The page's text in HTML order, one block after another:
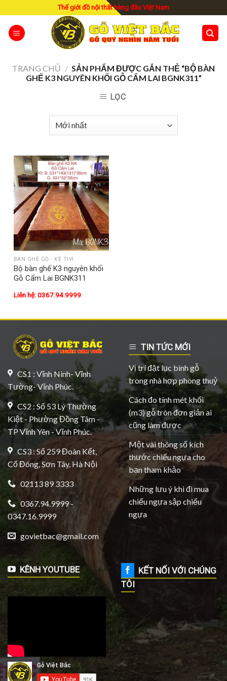
to
content
Thế giới đồ nội thất hàng đầu Việt Nam
TRANG CHỦ / SẢN PHẨM ĐƯỢC GẮN THẺ “BỘ BÀN
GHẾ K3 NGUYÊN KHỐI GỖ CẨM LAI BGNK311”
LỌC
BÀN GHẾ GỖ - KỆ TIVI
Bộ bàn ghế K3 nguyên khối
Gỗ Cẩm Lai BGNK311
Liên hệ: 0367.94.9999
CS1 : Vĩnh Ninh- Vĩnh
Tường- Vĩnh Phúc.
CS2 : Số 53 Lý Thường
Kiệt - Phường Đồng Tâm -
TP Vĩnh Yên - Vĩnh Phúc.
CS3 : Số 259 Đoàn Kết,
Cổ Đông, Sơn Tây, Hà Nội
02113 89 3333
0367.94.9999 -
0347.16.9999
govietbac@gmail.com
TIN TỨC MỚI
Vị trí đặt lục bình gỗ
trong nhà hợp phong thuỷ
Cách đo tính mét khối
(m3) gỗ tròn đơn giản ai
cũng làm được
Một vài thông số kích
thước chiếu ngựa cho
bạn tham khảo
Những lưu ý khi đi mua
chiếu ngựa sập chiếu
ngựa
KÊNH YOUTUBE
KẾT NỐI VỚI CHÚNG
TÔI